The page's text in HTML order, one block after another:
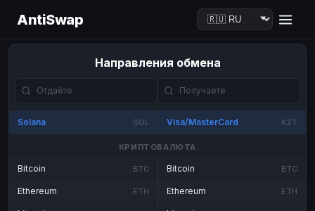
AntiSwap
Направления обмена
Solana SOL Visa/MasterCard KZT
КРИПТОВАЛЮТА
Bitcoin BTC
Ethereum ETH
Bitcoin BTC
Ethereum ETH